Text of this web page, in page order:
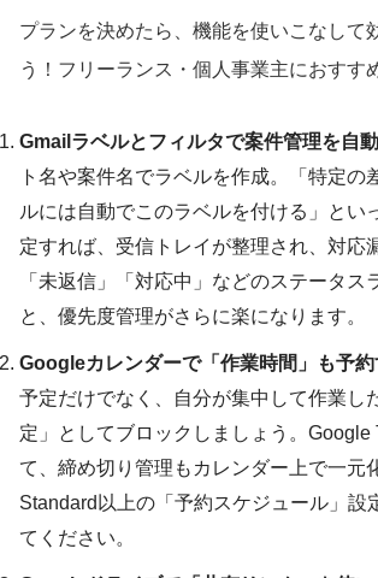
プランを決めたら、機能を使いこなして
う！フリーランス・個人事業主におすす
Gmailラベルとフィルタで案件管理を自
ト名や案件名でラベルを作成。「特定の
ルには自動でこのラベルを付ける」とい
定すれば、受信トレイが整理され、対応
「未返信」「対応中」などのステータス
と、優先度管理がさらに楽になります。
Googleカレンダーで「作業時間」も予約
予定だけでなく、自分が集中して作業し
定」としてブロックしましょう。Google
て、締め切り管理もカレンダー上で一元
Standard以上の「予約スケジュール」設
てください。